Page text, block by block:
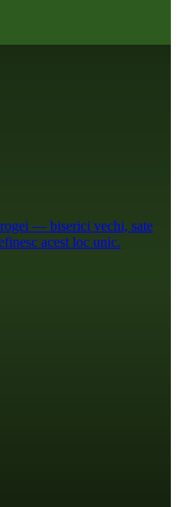
— biserici vechi, sate
acest loc unic.